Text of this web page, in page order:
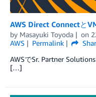
AWS Direct Connectと
by Masayuki Toyoda on
AWS
Permalink
AWSでSr. Partner
[…]